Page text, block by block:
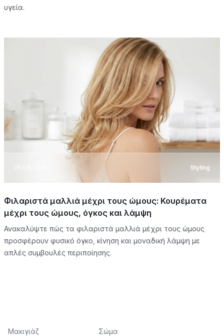
υγεία.
05.08.2026 Styling
Φιλαριστά μαλλιά μέχρι τους ώμους: Κουρέματα
μέχρι τους ώμους, όγκος και λάμψη
Ανακαλύψτε πώς τα φιλαριστά μαλλιά μέχρι τους ώμους
προσφέρουν φυσικό όγκο, κίνηση και μοναδική λάμψη με
απλές συμβουλές περιποίησης.
Μακιγιάζ
Σώμα